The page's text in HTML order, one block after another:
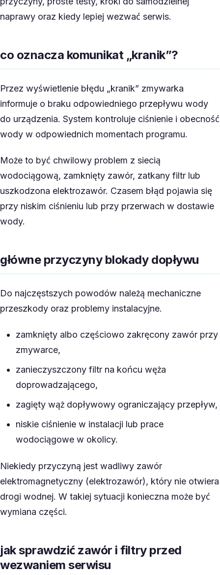
naprawy oraz kiedy lepiej wezwać serwis.
co oznacza komunikat „kranik”?
Przez wyświetlenie błędu „kranik” zmywarka
informuje o braku odpowiedniego przepływu wody
do urządzenia. System kontroluje ciśnienie i obecność
wody w odpowiednich momentach programu.
Może to być chwilowy problem z siecią
wodociągową, zamknięty zawór, zatkany filtr lub
uszkodzona elektrozawór. Czasem błąd pojawia się
przy niskim ciśnieniu lub przy przerwach w dostawie
wody.
główne przyczyny blokady dopływu
Do najczęstszych powodów należą mechaniczne
przeszkody oraz problemy instalacyjne.
zamknięty albo częściowo zakręcony zawór przy
zmywarce,
zanieczyszczony filtr na końcu węża
doprowadzającego,
zagięty wąż dopływowy ograniczający przepływ,
niskie ciśnienie w instalacji lub prace
wodociągowe w okolicy.
Niekiedy przyczyną jest wadliwy zawór
elektromagnetyczny (elektrozawór), który nie otwiera
drogi wodnej. W takiej sytuacji konieczna może być
wymiana części.
jak sprawdzić zawór i filtry przed
wezwaniem serwisu